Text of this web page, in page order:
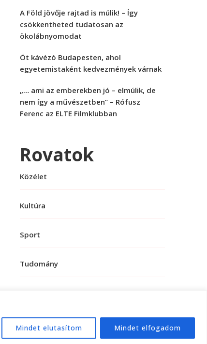
Mindet elutasítom Mindet elfogadom
A Föld jövője rajtad is múlik! – Így
csökkentheted tudatosan az
ökolábnyomodat
Öt kávézó Budapesten, ahol
egyetemistaként kedvezmények várnak
„… ami az emberekben jó – elmúlik, de
nem így a művészetben” – Rófusz
Ferenc az ELTE Filmklubban
Rovatok
Közélet
Kultúra
Sport
Tudomány
WordPress.